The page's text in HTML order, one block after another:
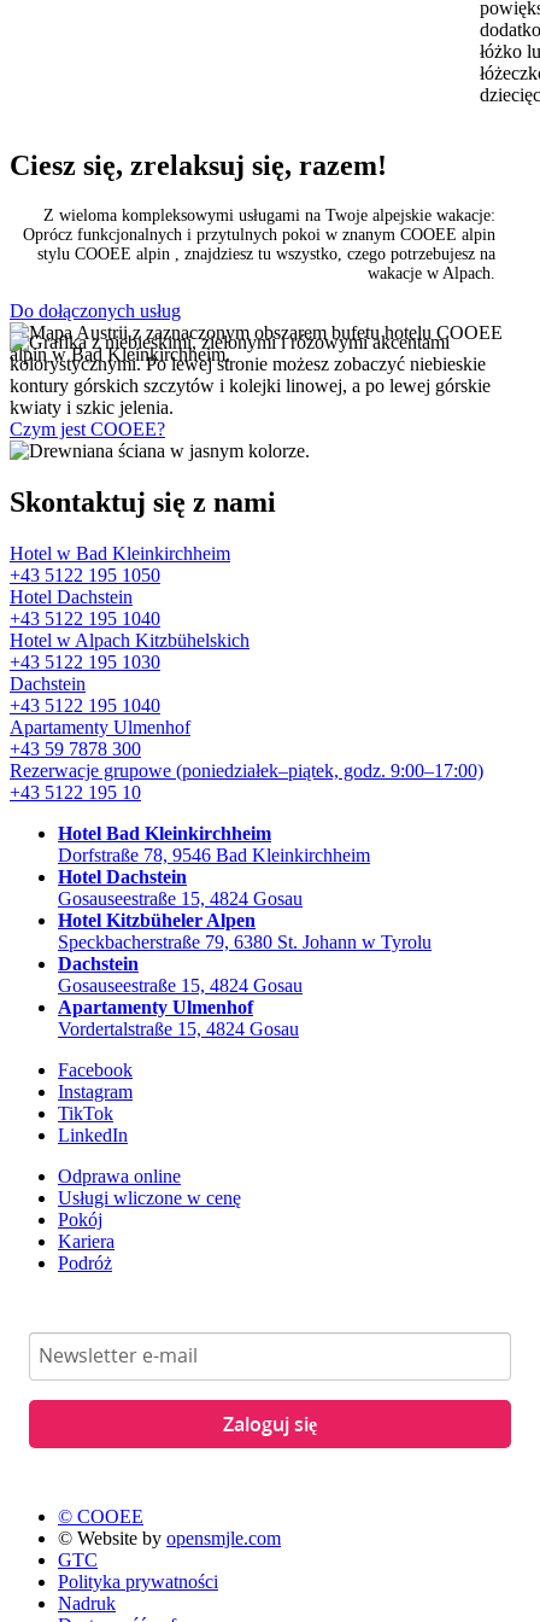
łóżko
Ciesz się, zrelaksuj się, razem!
Z wieloma kompleksowymi usługami na Twoje alpejskie wakacje:
Oprócz funkcjonalnych i przytulnych pokoi w znanym COOEE alpin
stylu COOEE alpin , znajdziesz tu wszystko, czego potrzebujesz na
wakacje w Alpach.
Do dołączonych usług
Czym jest COOEE?
Skontaktuj się z nami
Hotel w Bad Kleinkirchheim
+43 5122 195 1050
Hotel Dachstein
+43 5122 195 1040
Hotel w Alpach Kitzbühelskich
+43 5122 195 1030
Dachstein
+43 5122 195 1040
Apartamenty Ulmenhof
+43 59 7878 300
Rezerwacje grupowe (poniedziałek–piątek, godz. 9:00–17:00)
+43 5122 195 10
Hotel Bad Kleinkirchheim
Dorfstraße 78, 9546 Bad Kleinkirchheim
Hotel Dachstein
Gosauseestraße 15, 4824 Gosau
Hotel Kitzbüheler Alpen
Speckbacherstraße 79, 6380 St. Johann w Tyrolu
Dachstein
Gosauseestraße 15, 4824 Gosau
Apartamenty Ulmenhof
Vordertalstraße 15, 4824 Gosau
Facebook
Instagram
TikTok
LinkedIn
Odprawa online
Usługi wliczone w cenę
Pokój
Kariera
Podróż
Zaloguj się
© COOEE
© Website by opensmjle.com
GTC
Polityka prywatności
Nadruk